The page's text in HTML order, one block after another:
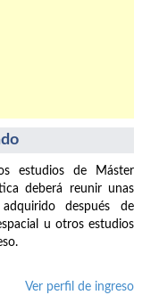
estudios de Máster
deberá reunir unas
después de
u otros estudios
Ver perfil de ingreso